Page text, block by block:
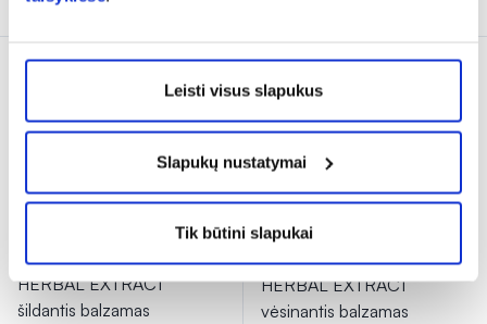
Leisti visus slapukus
Slapukų nustatymai
Tik būtini slapukai
HERBAL EXTRACT
šildantis balzamas
HERBAL EXTRACT
vėsinantis balzamas